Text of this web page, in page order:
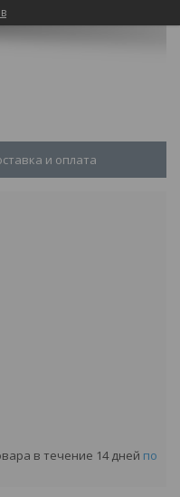
и оплата
в течение 14 дней по